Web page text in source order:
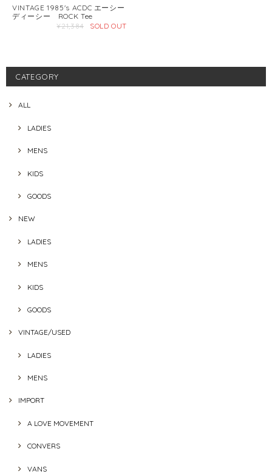
VINTAGE 1985's ACDC エーシー
ディーシー ROCK Tee
¥21,384
SOLD OUT
CATEGORY
ALL
LADIES
MENS
KIDS
GOODS
NEW
LADIES
MENS
KIDS
GOODS
VINTAGE/USED
LADIES
MENS
IMPORT
A LOVE MOVEMENT
CONVERS
VANS